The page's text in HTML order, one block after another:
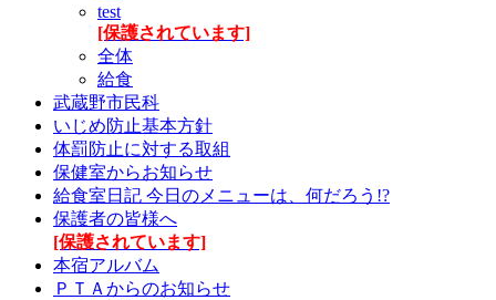
test
[保護されています]
全体
給食
武蔵野市民科
いじめ防止基本方針
体罰防止に対する取組
保健室からお知らせ
給食室日記 今日のメニューは、何だろう!?
保護者の皆様へ
[保護されています]
本宿アルバム
ＰＴＡからのお知らせ